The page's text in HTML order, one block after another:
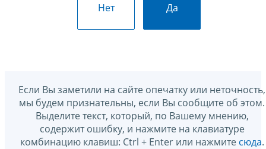
Нет Да
Если Вы заметили на сайте опечатку или неточность,
мы будем признательны, если Вы сообщите об этом.
Выделите текст, который, по Вашему мнению,
содержит ошибку, и нажмите на клавиатуре
комбинацию клавиш: Ctrl + Enter или нажмите сюда.